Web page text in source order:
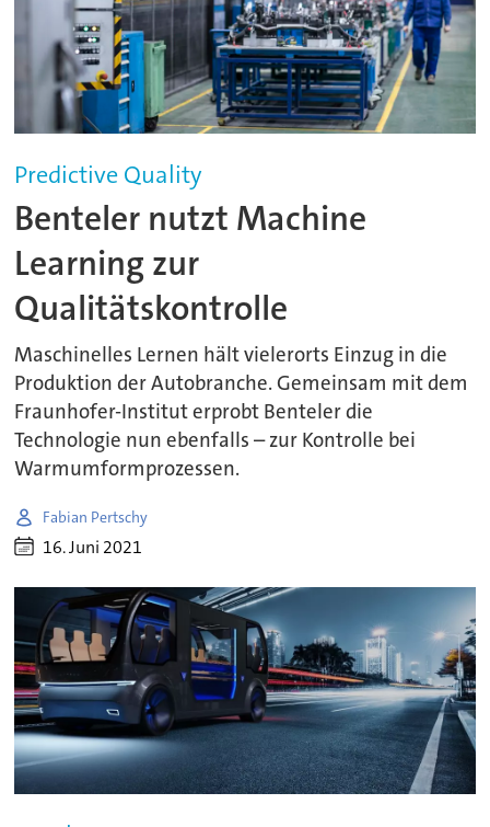
Predictive Quality
Benteler nutzt Machine
Learning zur
Qualitätskontrolle
Maschinelles Lernen hält vielerorts Einzug in die
Produktion der Autobranche. Gemeinsam mit dem
Fraunhofer-Institut erprobt Benteler die
Technologie nun ebenfalls – zur Kontrolle bei
Warmumformprozessen.
Fabian Pertschy
16. Juni 2021